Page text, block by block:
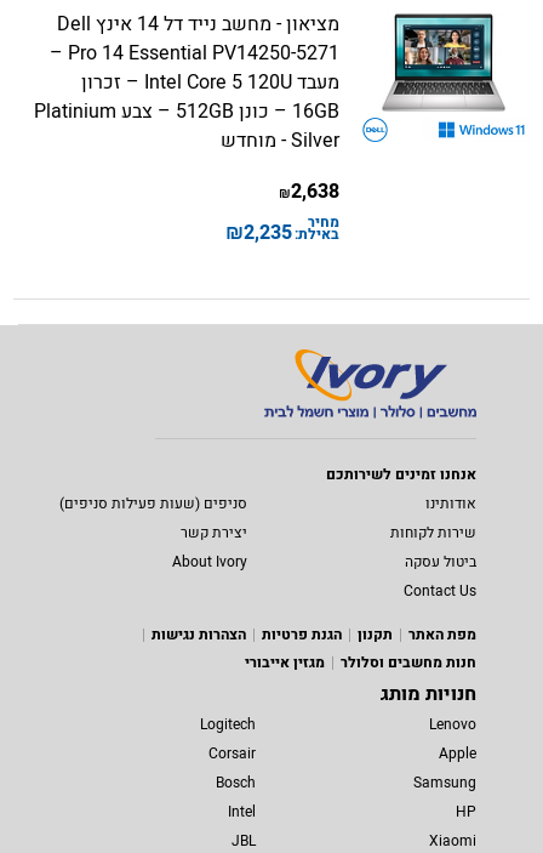
מציאון - מחשב נייד דל 14 אינץ Dell
Pro 14 Essential PV14250-5271 –
מעבד Intel Core 5 120U – זכרון
16GB – כונן 512GB – צבע Platinium
Silver - מוחדש
2,638
₪
מחיר
באילת:2,235
₪
אנחנו זמינים לשירותכם
אודותינו
סניפים (שעות פעילות סניפים)
שירות לקוחות
יצירת קשר
ביטול עסקה
About Ivory
Contact Us
מפת האתר
תקנון הגנת פרטיות
הצהרות נגישות
חנות מחשבים וסלולר
מגזין אייבורי
חנויות מותג
Lenovo
Apple
Samsung
HP
Xiaomi
Logitech
Corsair
Bosch
Intel
JBL